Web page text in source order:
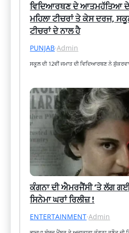
ਵਿਦਿਆਰਥਣ ਦੇ ਆਤਮਹੱਤਿਆ ਦੇ
ਮਹਿਲਾ ਟੀਚਰਾਂ ਤੇ ਕੇਸ ਦਰਜ,
ਟੀਚਰਾਂ ਦੇ ਨਾਲ ਹੈ
PUNJAB·Admin
ਸਕੂਲ ਦੀ 12ਵੀਂ ਜਮਾਤ ਦੀ ਵਿਦਿਆਰਥਣ ਨੇ
ਕੰਗਨਾ ਦੀ ਐਮਰਜੈਂਸੀ ‘ਤੇ ਲੱਗ
ਸਿਨੇਮਾ ਘਰਾਂ ਰਿਲੀਜ਼ !
ENTERTAINMENT·Admin